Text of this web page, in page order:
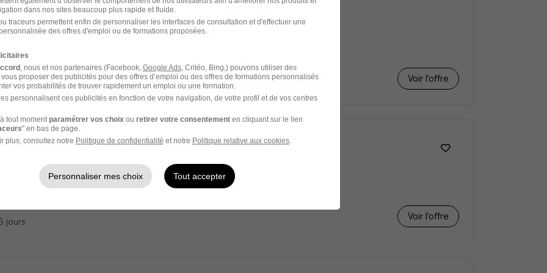
Emploi
Châtenay - 01
Voir l’offre
jours
Médical en Radiothérapie H/F
Fonctionnaire
Voir l’offre
jours
dans nos sites beaucoup plus rapide et fluide.
traceurs permettent enfin de personnaliser les interfaces de consultation et d'effectuer une
des offres d'emploi ou de formations proposées.
, nous et nos partenaires (Facebook, Google Ads, Critéo, Bing,) pouvons utiliser des
proposer des publicités pour des offres d’emploi ou des offres de formations personnalisés
vos probabilités de trouver rapidement un emploi ou une formation.
personnalisent ces publicités en fonction de votre navigation, de votre profil et de vos centres
tout moment paramétrer vos choix ou retirer votre consentementen cliquant sur le lien
" en bas de page.
plus, consultez notre Politique de confidentialité et notre Politique relative aux cookies.
Personnaliser mes choix Tout accepter